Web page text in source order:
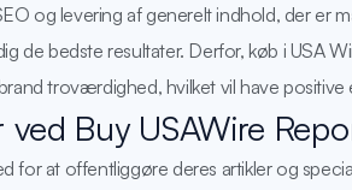
og levering af generelt indhold, der er
de bedste resultater. Derfor, køb i USA
troværdighed, hvilket vil have positive
ved Buy USAWire
for at offentliggøre deres artikler og